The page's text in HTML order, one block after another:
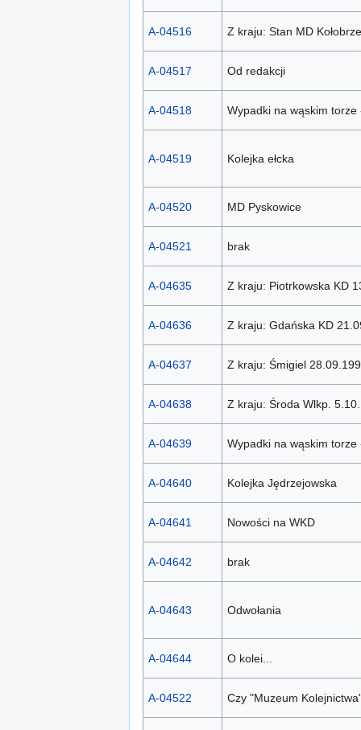
A-04516 Z kraju: Stan MD
A-04517 Od redakcji
A-04518 Wypadki na wąskim torze
A-04519 Kolejka ełcka
A-04520 MD Pyskowice
A-04521 brak
A-04635 Z kraju: Piotrkowska KD
A-04636 Z kraju: Gdańska KD
A-04637 Z kraju: Śmigiel
A-04638 Z kraju: Środa Wlkp.
A-04639 Wypadki na wąskim torze
A-04640 Kolejka Jędrzejowska
A-04641 Nowości na WKD
A-04642 brak
A-04643 Odwołania
A-04644 O kolei...
A-04522 Czy "Muzeum